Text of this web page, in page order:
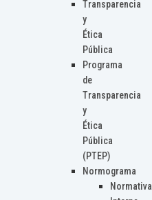
Transparencia
y
Ética
Pública
Programa
de
Transparencia
y
Ética
Pública
(PTEP)
Normograma
Normativa